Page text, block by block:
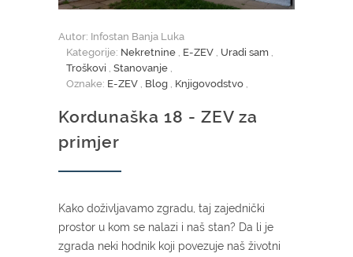
Autor: Infostan Banja Luka
Kategorije: Nekretnine , E-ZEV , Uradi sam ,
Troškovi , Stanovanje ,
Oznake: E-ZEV , Blog , Knjigovodstvo ,
Kordunaška 18 - ZEV za
primjer
Kako doživljavamo zgradu, taj zajednički
prostor u kom se nalazi i naš stan? Da li je
zgrada neki hodnik koji povezuje naš životni